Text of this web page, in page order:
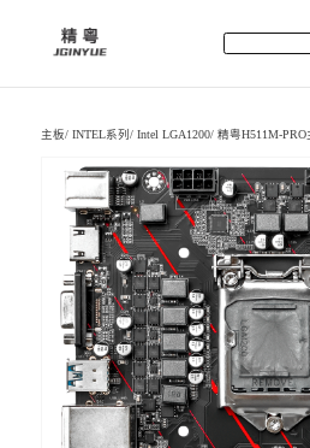
主板/INTEL系列/Intel LGA1200/精粤H511M-PRO